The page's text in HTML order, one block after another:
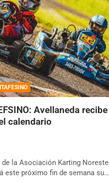
Avellaneda recibe
calendario
de la Asociación Karting Noreste
este próximo fin de semana su…